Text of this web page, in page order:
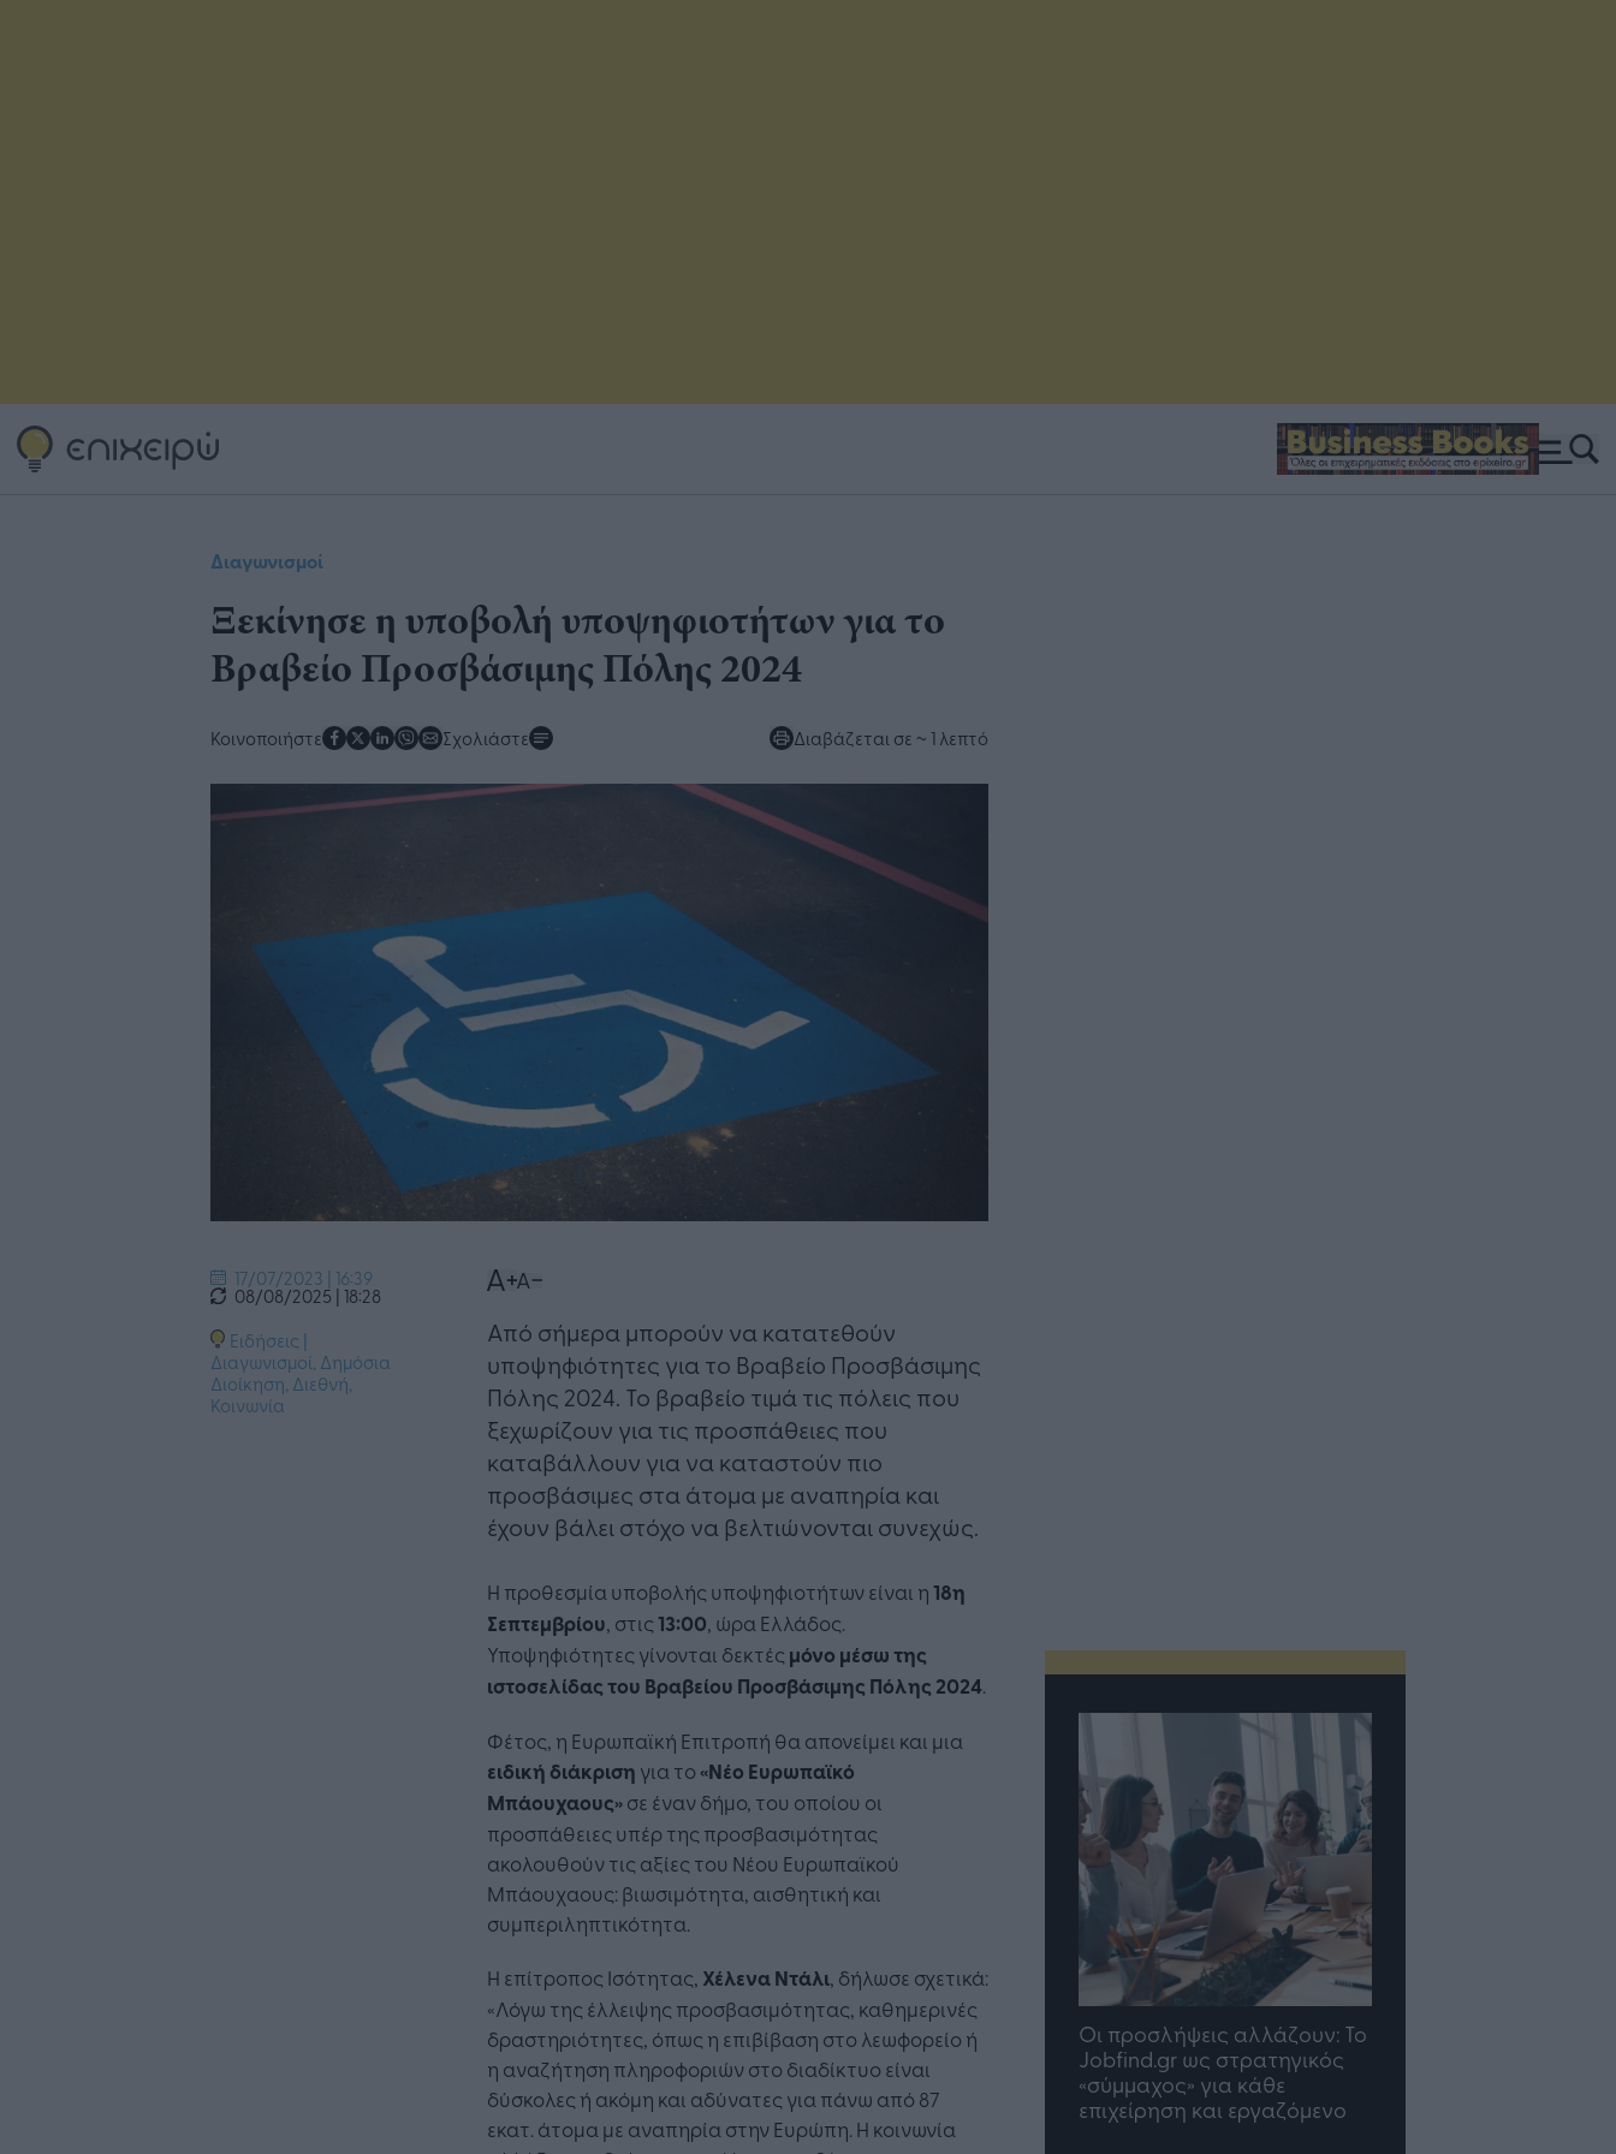
Διαγωνισμοί
Ξεκίνησε η υποβολή υποψηφιοτήτων για το
Βραβείο Προσβάσιμης Πόλης 2024
Κοινοποιήστε Σχολιάστε Διαβάζεται σε ~ 1 λεπτό
17/07/2023 | 16:39
08/08/2025 | 18:28
Ειδήσεις |
Διαγωνισμοί, Δημόσια
Διοίκηση, Διεθνή,
Κοινωνία
Από σήμερα μπορούν να κατατεθούν
υποψηφιότητες για το Βραβείο Προσβάσιμης
Πόλης 2024. Το βραβείο τιμά τις πόλεις που
ξεχωρίζουν για τις προσπάθειες που
καταβάλλουν για να καταστούν πιο
προσβάσιμες στα άτομα με αναπηρία και
έχουν βάλει στόχο να βελτιώνονται συνεχώς.
Η προθεσμία υποβολής υποψηφιοτήτων είναι η18η
Σεπτεμβρίου, στις13:00, ώρα Ελλάδος.
Υποψηφιότητες γίνονται δεκτές μόνο μέσω της
ιστοσελίδας του Βραβείου Προσβάσιμης Πόλης 2024.
Φέτος, η Ευρωπαϊκή Επιτροπή θα απονείμει και μια
ειδική διάκριση για το «Νέο Ευρωπαϊκό
Μπάουχαους»σε έναν δήμο, του οποίου οι
προσπάθειες υπέρ της προσβασιμότητας
ακολουθούν τις αξίες του Νέου Ευρωπαϊκού
Μπάουχαους: βιωσιμότητα, αισθητική και
συμπεριληπτικότητα.
Η επίτροπος Ισότητας, Χέλενα Ντάλι, δήλωσε σχετικά:
«Λόγω της έλλειψης προσβασιμότητας, καθημερινές
δραστηριότητες, όπως η επιβίβαση στο λεωφορείο ή
η αναζήτηση πληροφοριών στο διαδίκτυο είναι
δύσκολες ή ακόμη και αδύνατες για πάνω από 87
εκατ. άτομα με αναπηρία στην Ευρώπη. Η κοινωνία
Η Τεχνητή Νοημοσύνη: το νέο
λειτουργικό σύστημα της
επιχείρησης
Οι προσλήψεις αλλάζουν: To
Jobfind.gr ως στρατηγικός
«σύμμαχος» για κάθε
επιχείρηση και εργαζόμενο
TP Greece: Πώς
διαμορφώνεται το μέλλον
του Insurance στην εποχή
του AI